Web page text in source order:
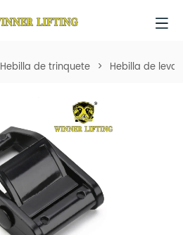
Hebilla de trinquete > Hebilla de leva